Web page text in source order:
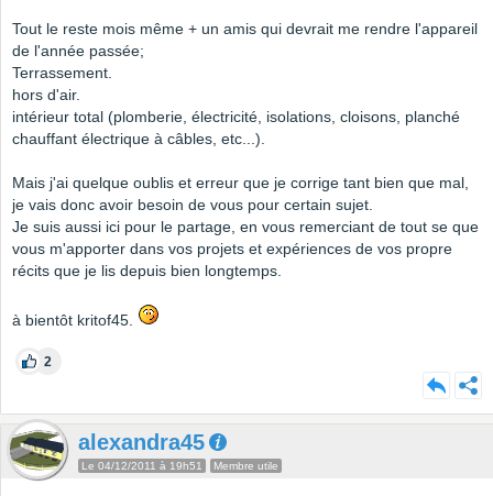
Tout le reste mois même + un amis qui devrait me rendre l'appareil
de l'année passée;
Terrassement.
hors d'air.
intérieur total (plomberie, électricité, isolations, cloisons, planché
chauffant électrique à câbles, etc...).
Mais j'ai quelque oublis et erreur que je corrige tant bien que mal,
je vais donc avoir besoin de vous pour certain sujet.
Je suis aussi ici pour le partage, en vous remerciant de tout se que
vous m'apporter dans vos projets et expériences de vos propre
récits que je lis depuis bien longtemps.
à bientôt kritof45.
2
alexandra45
Le 04/12/2011 à 19h51 Membre utile